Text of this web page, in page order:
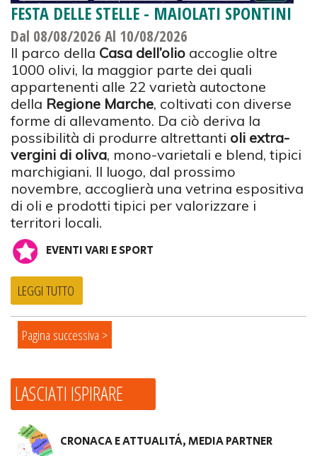
FESTA DELLE STELLE - MAIOLATI SPONTINI
Dal 08/08/2026 Al 10/08/2026
Il parco della Casa dell’olio accoglie oltre
1000 olivi, la maggior parte dei quali
appartenenti alle 22 varietà autoctone
della Regione Marche, coltivati con diverse
forme di allevamento. Da ciò deriva la
possibilità di produrre altrettanti oli extra-
vergini di oliva, mono-varietali e blend, tipici
marchigiani. Il luogo, dal prossimo
novembre, accoglierà una vetrina espositiva
di oli e prodotti tipici per valorizzare i
territori locali.
EVENTI VARI E SPORT
LEGGI TUTTO
Pagina successiva >
LASCIATI ISPIRARE
CRONACA E ATTUALITÀ, MEDIA PARTNER